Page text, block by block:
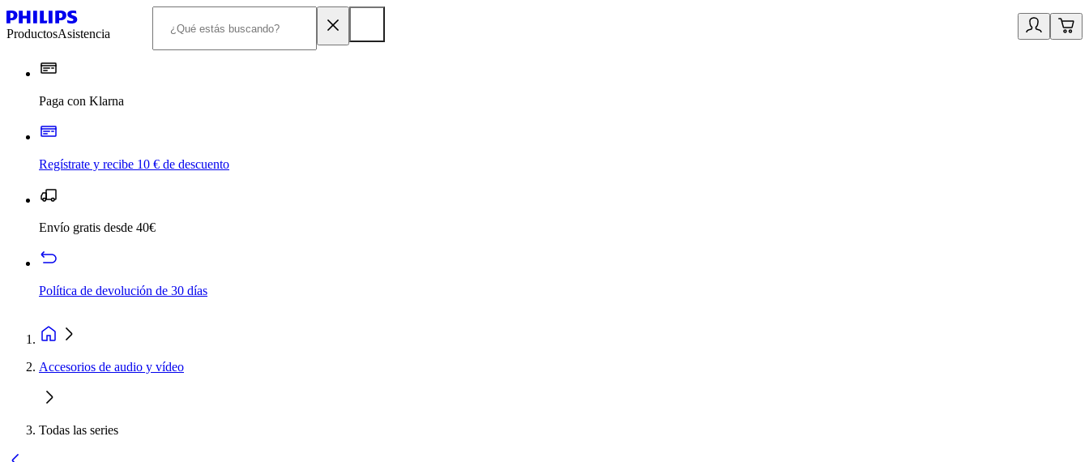
ProductosAsistencia
Paga con Klarna
Regístrate y recibe 10 € de descuento
Envío gratis desde 40€
Política de devolución de 30 días
Accesorios de audio y vídeo
Todas las series